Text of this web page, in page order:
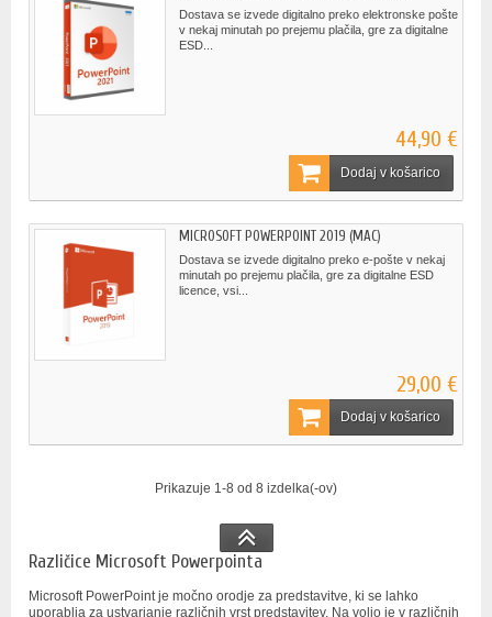
Dostava se izvede digitalno preko elektronske pošte
v nekaj minutah po prejemu plačila, gre za digitalne
ESD...
44,90 €
Dodaj v košarico
MICROSOFT POWERPOINT 2019 (MAC)
Dostava se izvede digitalno preko e-pošte v nekaj
minutah po prejemu plačila, gre za digitalne ESD
licence, vsi...
29,00 €
Dodaj v košarico
Prikazuje 1-8 od 8 izdelka(-ov)
Različice Microsoft Powerpointa
Microsoft PowerPoint je močno orodje za predstavitve, ki se lahko
uporablja za ustvarjanje različnih vrst predstavitev. Na voljo je v različnih